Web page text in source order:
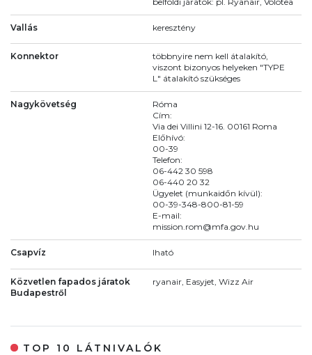
Vallás keresztény
Konnektor
többnyire nem kell átalakító,
viszont bizonyos helyeken "TYPE
L" átalakító szükséges
Nagykövetség
Róma
Cím:
Via dei Villini 12-16. 00161 Roma
Előhívó:
00-39
Telefon:
06-442 30 598
06-440 20 32
Ügyelet (munkaidőn kívül):
00-39-348-800-81-59
E-mail:
mission.rom@mfa.gov.hu
Csapvíz Iható
Közvetlen fapados járatok
Budapestről
ryanair, Easyjet, Wizz Air
TOP 10 LÁTNIVALÓK